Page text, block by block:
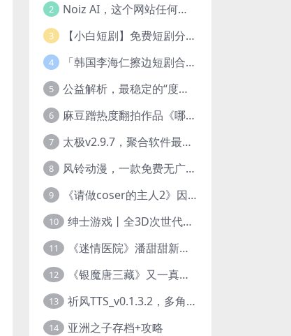
2 Noiz AI，这个网站任何声音都能克隆，完全免费
3 【小白短剧】免费短剧分享2025年1月3日
4 「韩国李海仁擦边短剧合集【15部中字54部原版】
5 公益解析，最稳定的“度盘”直链解析站，突破速度限制
6 麻豆蹭热度翻拍作品《哪吒之淫邪三龙女大战真阳魔童》 已上线
7 太极v2.9.7，聚合软件最新版，25+源也非常猛了！
8 风铃动漫，一款免费无广告的电脑端追番神器！
9 《请做coser的主人2》因“C度大”被Steam下架的真人美女互动游戏！
10 绅士游戏丨全3D次世代的黄油大作， 细腻逼真的双人互动狂想曲！
11 《迷情医院》潘甜甜新作？有点刺激的真人美女互动游戏
12 《银魔唐三藏》又一真人美女互动游戏，堪比M豆！
13 祈风TTS_v0.1.3.2，多角色Ai配音神器，丰富的热门音色
14 亚洲之子存档+攻略